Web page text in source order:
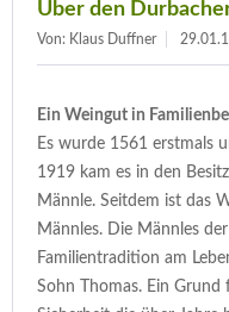
Über den
Von: Klaus Duffner
Ein Weingut in
Es wurde 1561 erstmals
1919 kam es in den
Männle. Seitdem ist das
Männles. Die Männles
Familientradition am
Sohn Thomas. Ein